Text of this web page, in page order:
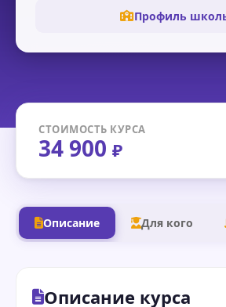
Профиль
СТОИМОСТЬ КУРСА
34 900 ₽
Описание Для кого
Описание курса